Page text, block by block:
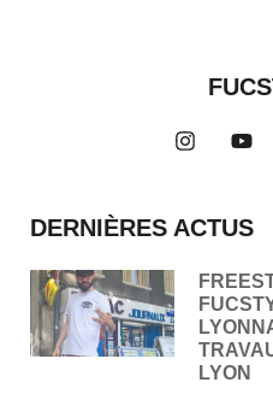
DERNIÈRES ACTUS
LYON